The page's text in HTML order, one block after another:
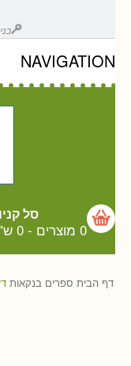
NAVIGATION
סל
0 מוצרים - 0 ש"ח
דף הבית ספרים בנקאות